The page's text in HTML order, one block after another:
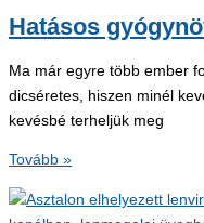
fogyaszthatjuk
a
mentát
Hatásos
Ma már egyre több ember
dicséretes, hiszen minél
kevésbé terheljük meg
Hatásos
gyógynövények
Tovább »